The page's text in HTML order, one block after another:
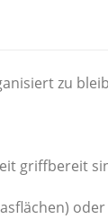
zu
griffbereit